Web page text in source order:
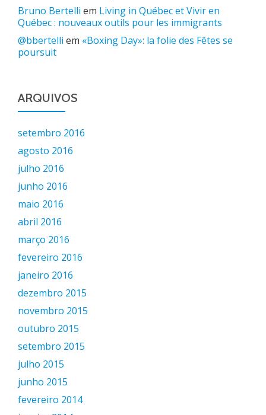
Bruno Bertelli em Living in Québec et Vivir en
Québec : nouveaux outils pour les immigrants
@bbertelli em «Boxing Day»: la folie des Fêtes se
poursuit
ARQUIVOS
setembro 2016
agosto 2016
julho 2016
junho 2016
maio 2016
abril 2016
março 2016
fevereiro 2016
janeiro 2016
dezembro 2015
novembro 2015
outubro 2015
setembro 2015
julho 2015
junho 2015
fevereiro 2014